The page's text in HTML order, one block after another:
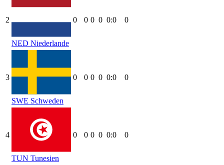
2
NED Niederlande
0 0 0 0 0:0 0
3
SWE Schweden
0 0 0 0 0:0 0
4
TUN Tunesien
0 0 0 0 0:0 0